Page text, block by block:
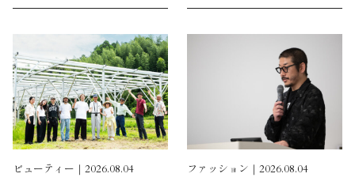
ビューティー｜2026.08.04 ファッション｜2026.08.04